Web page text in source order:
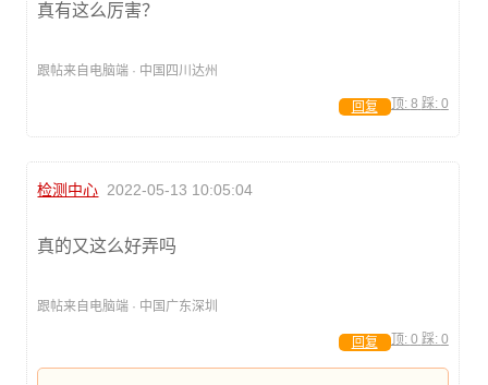
真有这么厉害？
跟帖来自电脑端 · 中国四川达州
顶: 8 踩: 0
回复
检测中心 2022-05-13 10:05:04
真的又这么好弄吗
跟帖来自电脑端 · 中国广东深圳
顶: 0 踩: 0
回复